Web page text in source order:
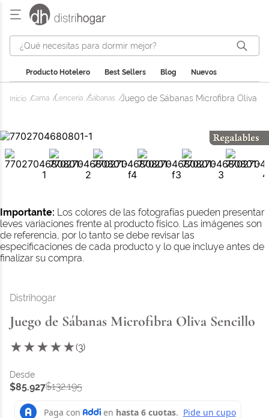
¿Qué necesitas para dormir mejor?
Producto Hotelero Best Sellers Blog Nuevos
Cama Lencería Sábanas Juego de Sábanas Microfibra Oliva
Importante: Los colores de las fotografías pueden presentar
leves variaciones frente al producto físico. Las imágenes son
de referencia, por lo tanto se debe revisar las
especificaciones de cada producto y lo que incluye antes de
finalizar su compra.
Distrihogar
Juego de Sábanas Microfibra Oliva Sencillo
★★★★★(3)
$85.927$132.195